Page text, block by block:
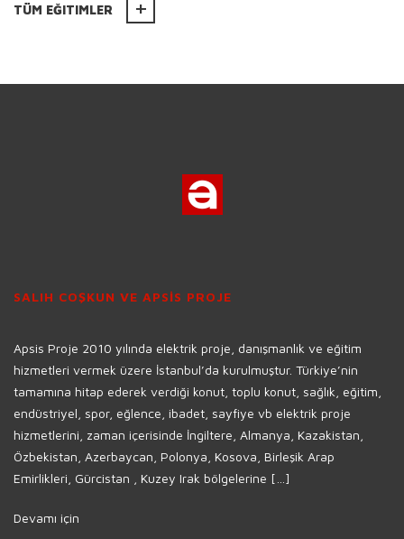
TÜM EĞITIMLER
SALIH COŞKUN VE APSİS PROJE
Apsis Proje 2010 yılında elektrik proje, danışmanlık ve eğitim
hizmetleri vermek üzere İstanbul’da kurulmuştur. Türkiye’nin
tamamına hitap ederek verdiği konut, toplu konut, sağlık, eğitim,
endüstriyel, spor, eğlence, ibadet, sayfiye vb elektrik proje
hizmetlerini, zaman içerisinde İngiltere, Almanya, Kazakistan,
Özbekistan, Azerbaycan, Polonya, Kosova, Birleşik Arap
Emirlikleri, Gürcistan , Kuzey Irak bölgelerine […]
Devamı için